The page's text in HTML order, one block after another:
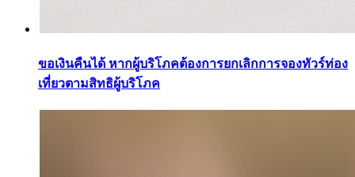
ขอเงินคืนได้ หากผู้บริโภคต้องการยกเลิกการจองทัวร์ท่อง
เที่ยวตามสิทธิผู้บริโภค